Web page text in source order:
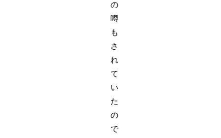
の
噂
も
さ
れ
て
い
た
の
で